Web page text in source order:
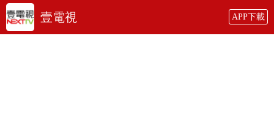
壹電視 APP下載